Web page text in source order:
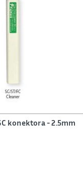
konektora - 2.5mm